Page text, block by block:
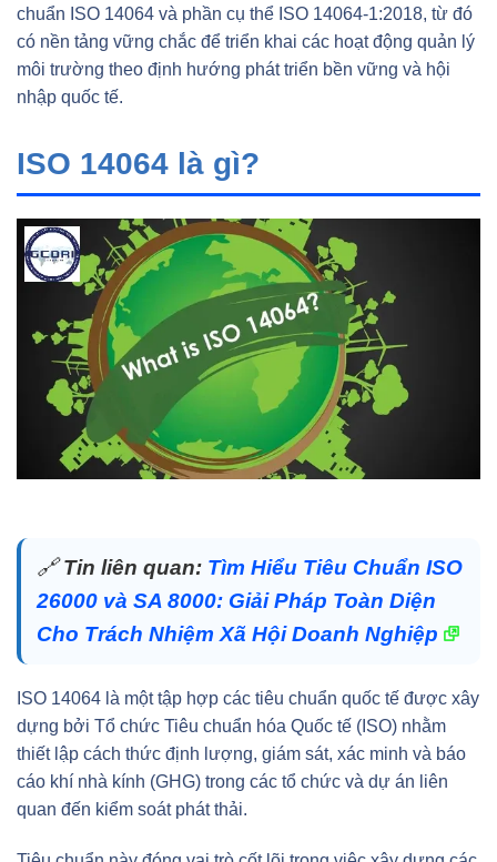
chuẩn ISO 14064 và phần cụ thể ISO 14064-1:2018, từ đó
có nền tảng vững chắc để triển khai các hoạt động quản lý
môi trường theo định hướng phát triển bền vững và hội
nhập quốc tế.
ISO 14064 là gì?
🔗Tin liên quan: Tìm Hiểu Tiêu Chuẩn ISO
26000 và SA 8000: Giải Pháp Toàn Diện
Cho Trách Nhiệm Xã Hội Doanh Nghiệp
ISO 14064 là một tập hợp các tiêu chuẩn quốc tế được xây
dựng bởi Tổ chức Tiêu chuẩn hóa Quốc tế (ISO) nhằm
thiết lập cách thức định lượng, giám sát, xác minh và báo
cáo khí nhà kính (GHG) trong các tổ chức và dự án liên
quan đến kiểm soát phát thải.